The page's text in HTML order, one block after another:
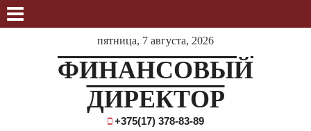
пятница, 7 августа, 2026
ФИНАНСОВЫЙ
ДИРЕКТОР
+375(17) 378-83-89